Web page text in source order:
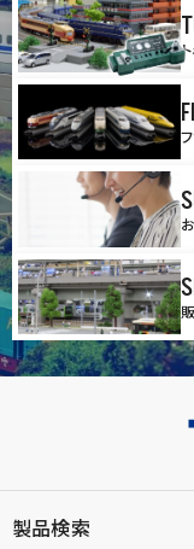
製品検索